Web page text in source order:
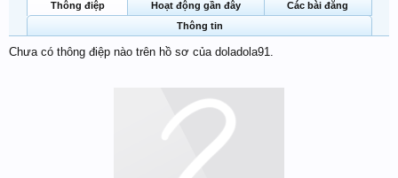
Thông điệp Hoạt động gần đây
Các bài đăng
Thông tin
Chưa có thông điệp nào trên hồ sơ của doladola91.